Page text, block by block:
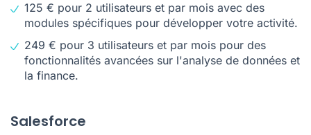
125 € pour 2 utilisateurs et par mois avec des
modules spécifiques pour développer votre activité.
249 € pour 3 utilisateurs et par mois pour des
fonctionnalités avancées sur l'analyse de données et
la finance.
Salesforce